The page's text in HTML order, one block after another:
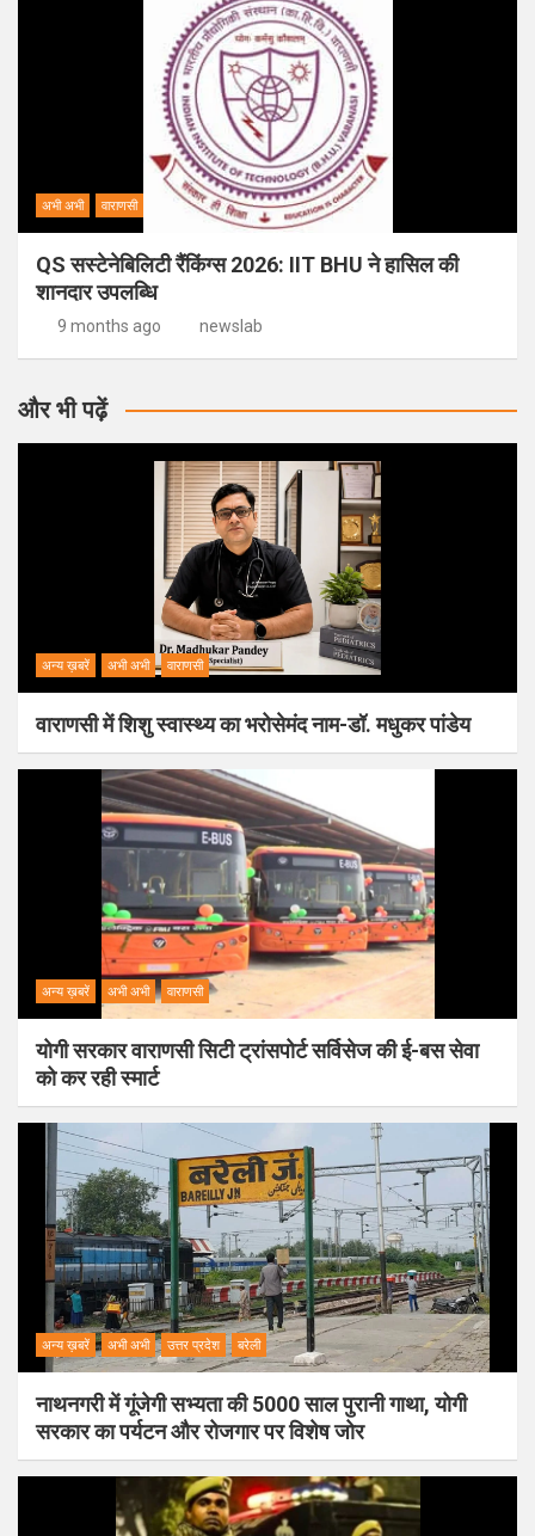
अभी अभी वाराणसी
QS सस्टेनेबिलिटी रैंकिंग्स 2026: IIT BHU ने हासिल की
शानदार उपलब्धि
9 months ago newslab
और भी पढ़ें
अन्य ख़बरें अभी अभी वाराणसी
वाराणसी में शिशु स्वास्थ्य का भरोसेमंद नाम-डॉ. मधुकर पांडेय
अन्य ख़बरें अभी अभी वाराणसी
योगी सरकार वाराणसी सिटी ट्रांसपोर्ट सर्विसेज की ई-बस सेवा
को कर रही स्मार्ट
अन्य ख़बरें अभी अभी उत्तर प्रदेश बरेली
नाथनगरी में गूंजेगी सभ्यता की 5000 साल पुरानी गाथा, योगी
सरकार का पर्यटन और रोजगार पर विशेष जोर